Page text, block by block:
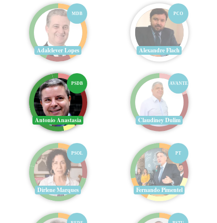
MDB
Adalclever Lopes
PCO
Alexandre Flach
PSDB
Antonio Anastasia
AVANTE
Claudiney Dulim
PSOL
Dirlene Marques
PT
Fernando Pimentel